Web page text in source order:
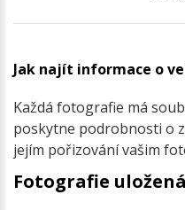
Jak najít informace o
Každá fotografie má
poskytne podrobnosti o
jejím pořizování vašim
Fotografie